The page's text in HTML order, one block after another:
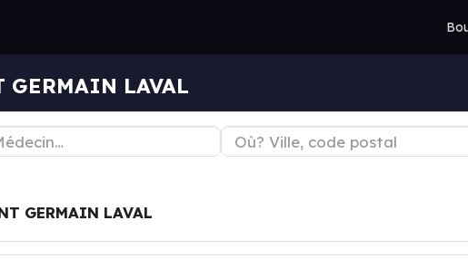
LAVAL
GERMAIN LAVAL